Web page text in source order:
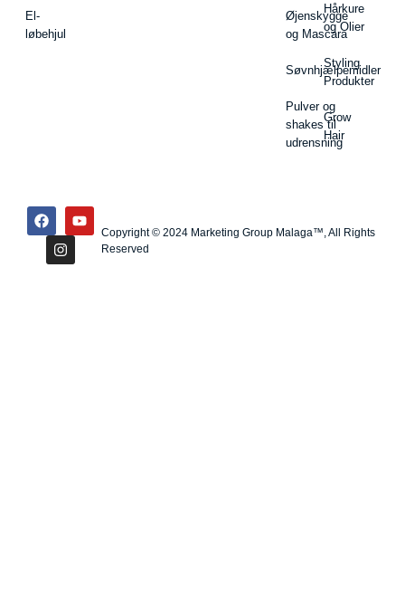
El-
løbehjul
Øjenskygge
og Mascara
Søvnhjælpemidler
Pulver og
shakes til
udrensning
Hårkure
og Olier
Styling
Produkter
Grow
Hair
Copyright © 2024 Marketing Group Malaga™, All Rights
Reserved